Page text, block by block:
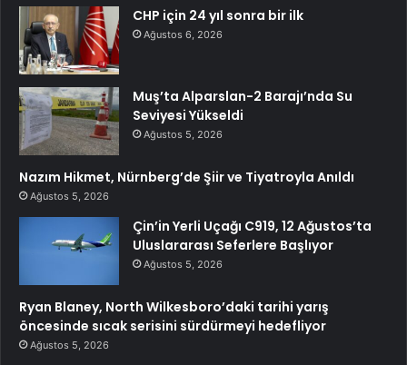
CHP için 24 yıl sonra bir ilk
Ağustos 6, 2026
Muş’ta Alparslan-2 Barajı’nda Su
Seviyesi Yükseldi
Ağustos 5, 2026
Nazım Hikmet, Nürnberg’de Şiir ve Tiyatroyla Anıldı
Ağustos 5, 2026
Çin’in Yerli Uçağı C919, 12 Ağustos’ta
Uluslararası Seferlere Başlıyor
Ağustos 5, 2026
Ryan Blaney, North Wilkesboro’daki tarihi yarış
öncesinde sıcak serisini sürdürmeyi hedefliyor
Ağustos 5, 2026